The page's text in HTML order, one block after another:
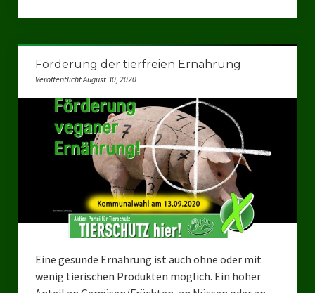
Förderung der tierfreien Ernährung
Veröffentlicht August 30, 2020
Eine gesunde Ernährung ist auch ohne oder mit
wenig tierischen Produkten möglich. Ein hoher